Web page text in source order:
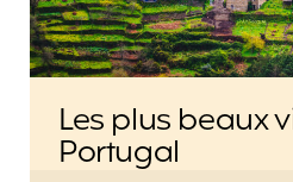
Les plus beaux
Portugal